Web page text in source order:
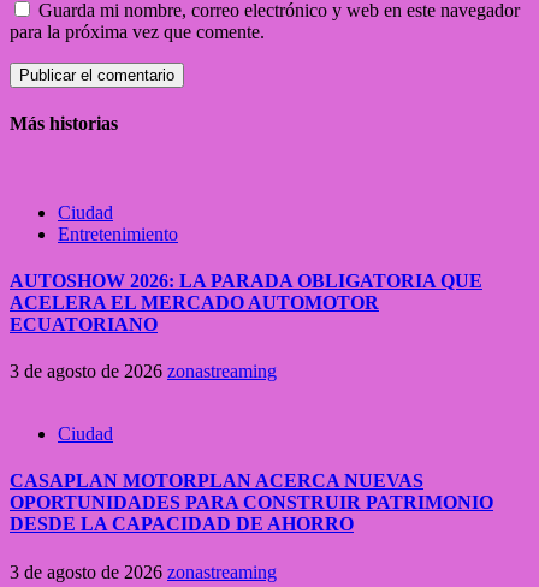
Guarda mi nombre, correo electrónico y web en este navegador
para la próxima vez que comente.
Más historias
Ciudad
Entretenimiento
AUTOSHOW 2026: LA PARADA OBLIGATORIA QUE
ACELERA EL MERCADO AUTOMOTOR
ECUATORIANO
3 de agosto de 2026 zonastreaming
Ciudad
CASAPLAN MOTORPLAN ACERCA NUEVAS
OPORTUNIDADES PARA CONSTRUIR PATRIMONIO
DESDE LA CAPACIDAD DE AHORRO
3 de agosto de 2026 zonastreaming